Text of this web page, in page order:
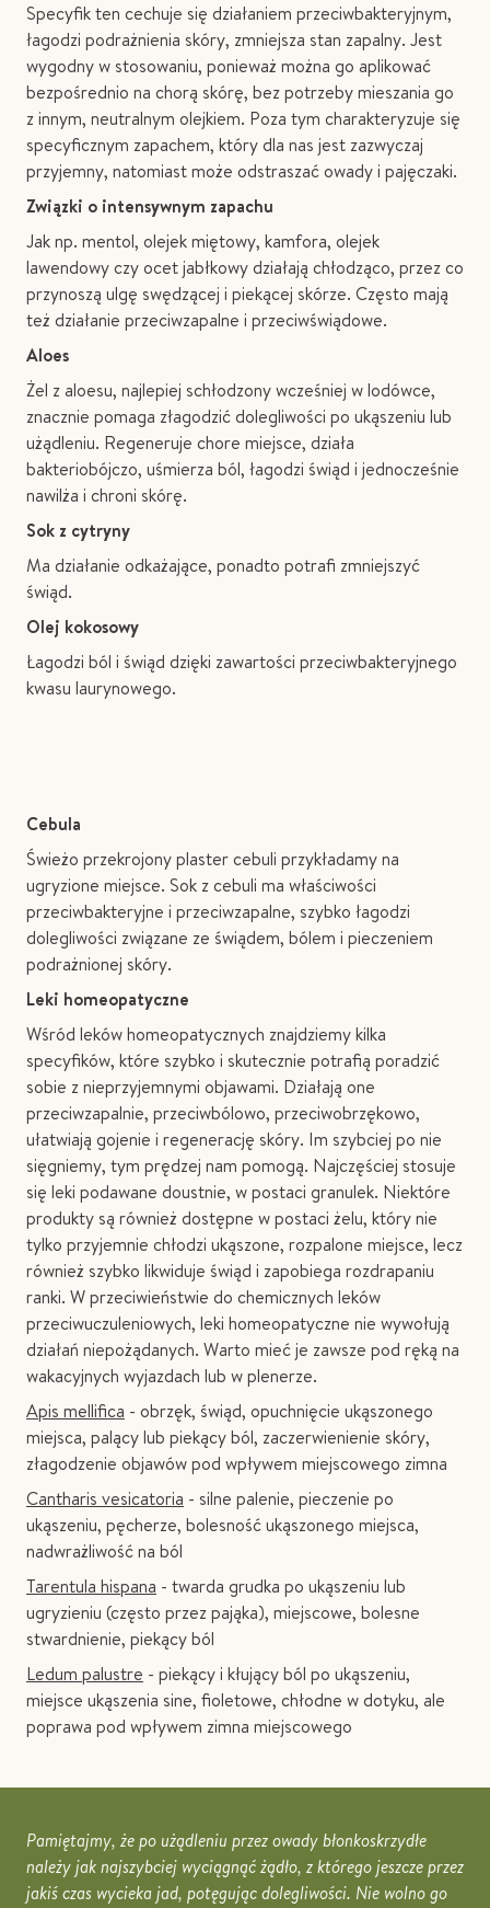
Specyfik ten cechuje się działaniem przeciwbakteryjnym,
łagodzi podrażnienia skóry, zmniejsza stan zapalny. Jest
wygodny w stosowaniu, ponieważ można go aplikować
bezpośrednio na chorą skórę, bez potrzeby mieszania go
z innym, neutralnym olejkiem. Poza tym charakteryzuje się
specyficznym zapachem, który dla nas jest zazwyczaj
przyjemny, natomiast może odstraszać owady i pajęczaki.
Związki o intensywnym zapachu
Jak np. mentol, olejek miętowy, kamfora, olejek
lawendowy czy ocet jabłkowy działają chłodząco, przez co
przynoszą ulgę swędzącej i piekącej skórze. Często mają
też działanie przeciwzapalne i przeciwświądowe.
Aloes
Żel z aloesu, najlepiej schłodzony wcześniej w lodówce,
znacznie pomaga złagodzić dolegliwości po ukąszeniu lub
użądleniu. Regeneruje chore miejsce, działa
bakteriobójczo, uśmierza ból, łagodzi świąd i jednocześnie
nawilża i chroni skórę.
Sok z cytryny
Ma działanie odkażające, ponadto potrafi zmniejszyć
świąd.
Olej kokosowy
Łagodzi ból i świąd dzięki zawartości przeciwbakteryjnego
kwasu laurynowego.
Cebula
Świeżo przekrojony plaster cebuli przykładamy na
ugryzione miejsce. Sok z cebuli ma właściwości
przeciwbakteryjne i przeciwzapalne, szybko łagodzi
dolegliwości związane ze świądem, bólem i pieczeniem
podrażnionej skóry.
Leki homeopatyczne
Wśród leków homeopatycznych znajdziemy kilka
specyfików, które szybko i skutecznie potrafią poradzić
sobie z nieprzyjemnymi objawami. Działają one
przeciwzapalnie, przeciwbólowo, przeciwobrzękowo,
ułatwiają gojenie i regenerację skóry. Im szybciej po nie
sięgniemy, tym prędzej nam pomogą. Najczęściej stosuje
się leki podawane doustnie, w postaci granulek. Niektóre
produkty są również dostępne w postaci żelu, który nie
tylko przyjemnie chłodzi ukąszone, rozpalone miejsce, lecz
również szybko likwiduje świąd i zapobiega rozdrapaniu
ranki. W przeciwieństwie do chemicznych leków
przeciwuczuleniowych, leki homeopatyczne nie wywołują
działań niepożądanych. Warto mieć je zawsze pod ręką na
wakacyjnych wyjazdach lub w plenerze.
Apis mellifica - obrzęk, świąd, opuchnięcie ukąszonego
miejsca, palący lub piekący ból, zaczerwienienie skóry,
złagodzenie objawów pod wpływem miejscowego zimna
Cantharis vesicatoria - silne palenie, pieczenie po
ukąszeniu, pęcherze, bolesność ukąszonego miejsca,
nadwrażliwość na ból
Tarentula hispana - twarda grudka po ukąszeniu lub
ugryzieniu (często przez pająka), miejscowe, bolesne
stwardnienie, piekący ból
Ledum palustre - piekący i kłujący ból po ukąszeniu,
miejsce ukąszenia sine, fioletowe, chłodne w dotyku, ale
poprawa pod wpływem zimna miejscowego
Pamiętajmy, że po użądleniu przez owady błonkoskrzydłe
należy jak najszybciej wyciągnąć żądło, z którego jeszcze przez
jakiś czas wycieka jad, potęgując dolegliwości. Nie wolno go